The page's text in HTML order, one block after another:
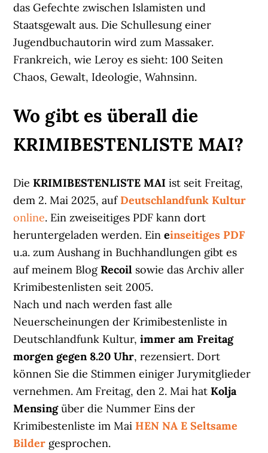
das Gefechte zwischen Islamisten und
Staatsgewalt aus. Die Schullesung einer
Jugendbuchautorin wird zum Massaker.
Frankreich, wie Leroy es sieht: 100 Seiten
Chaos, Gewalt, Ideologie, Wahnsinn.
Wo gibt es überall die
KRIMIBESTENLISTE MAI?
DieKRIMIBESTENLISTE MAI ist seit Freitag,
dem 2. Mai 2025, auf Deutschlandfunk Kultur
online. Ein zweiseitiges PDF kann dort
heruntergeladen werden. Eineinseitiges PDF
u.a. zum Aushang in Buchhandlungen gibt es
auf meinem BlogRecoil sowie das Archiv aller
Krimibestenlisten seit 2005.
Nach und nach werden fast alle
Neuerscheinungen der Krimibestenliste in
Deutschlandfunk Kultur,immer am Freitag
morgen gegen 8.20 Uhr, rezensiert. Dort
können Sie die Stimmen einiger Jurymitglieder
vernehmen. Am Freitag, den 2. Mai hatKolja
Mensingüber die Nummer Eins der
Krimibestenliste im Mai HEN NA E Seltsame
Bilder gesprochen.